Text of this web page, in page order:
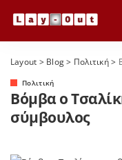
Layout > Blog> Πολιτική>
Πολιτική
Βόμβα ο
σύμβουλος